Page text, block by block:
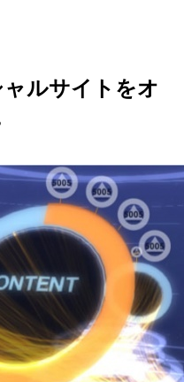
ルサイトをオ